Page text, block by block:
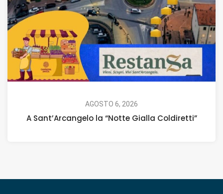
AGOSTO 6, 2026
A Sant’Arcangelo la “Notte Gialla Coldiretti”